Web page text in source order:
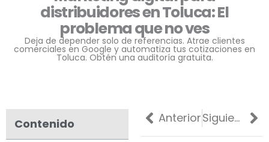
distribuidores en Toluca: El
problema que no ves
Deja de depender solo de referencias. Atrae clientes
comerciales en Google y automatiza tus cotizaciones en
Toluca. Obtén una auditoría gratuita.
Contenido Previo
Anterior Siguiente